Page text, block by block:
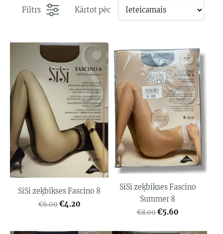
Filtrs Kārtot pēc
SiSi zeķbikses Fascino 8
€6.00€4.20
SiSi zeķbikses Fascino
Summer 8
€8.00€5.60